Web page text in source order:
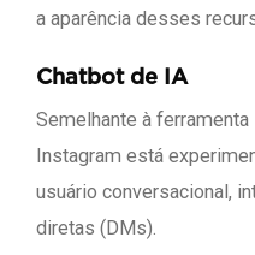
a aparência desses
Chatbot de IA
Semelhante à
Instagram está
usuário conversacional,
diretas (DMs).